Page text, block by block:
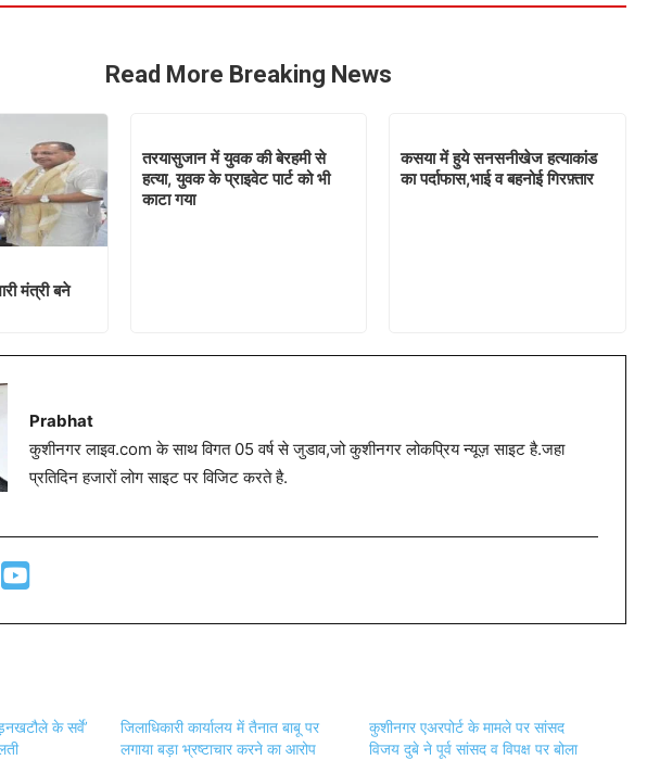
Read More Breaking News
मंत्री बने
तरयासुजान में युवक की बेरहमी से
हत्या, युवक के प्राइवेट पार्ट को भी
काटा गया
कसया में हुये सनसनीखेज हत्याकांड
का पर्दाफास,भाई व बहनोई गिरफ़्तार
Prabhat
कुशीनगर लाइव.com के साथ विगत 05 वर्ष से जुडाव,जो कुशीनगर लोकप्रिय न्यूज़ साइट है.जहा
प्रतिदिन हजारों लोग साइट पर विजिट करते है.
के सर्वे’
जिलाधिकारी कार्यालय में तैनात बाबू पर
लगाया बड़ा भ्रष्टाचार करने का आरोप
कुशीनगर एअरपोर्ट के मामले पर सांसद
विजय दुबे ने पूर्व सांसद व विपक्ष पर बोला